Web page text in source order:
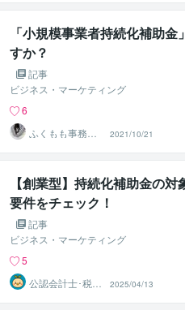
「小規模事業者持続化補助金
すか？
記事
ビジネス・マーケティング
6
ふくもも事務所
【一般型特化】
2021/10/21
【創業型】持続化補助金の
要件をチェック！
記事
ビジネス・マーケティング
5
公認会計士･税理
士･行政書士 の
どか屋
2025/04/13